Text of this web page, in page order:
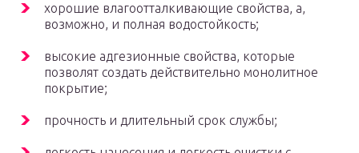
хорошие влагоотталкивающие свойства, а,
возможно, и полная водостойкость;
высокие адгезионные свойства, которые
позволят создать действительно монолитное
покрытие;
прочность и длительный срок службы;